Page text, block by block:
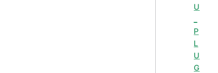
U
P
L
U
G